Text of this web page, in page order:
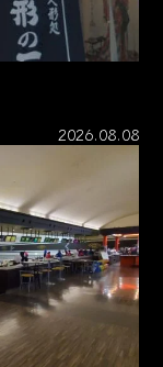
2026.08.08